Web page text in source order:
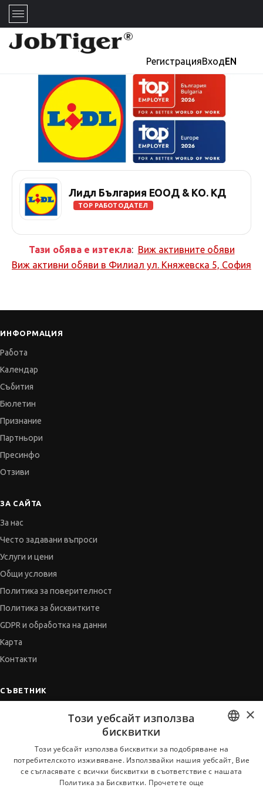
РегистрацияВходEN
Лидл България ЕООД & КО. КД
TOP РАБОТОДАТЕЛ
Тази обява е изтекла: Виж активните обяви
Виж активни обяви в Филиал ул. Княжевска 5, София
ИНФОРМАЦИЯ
Работа
Календар
Събития
Бюлетин
Признание
Партньори
Пресинфо
Отзиви
ЗА САЙТА
За нас
Често задавани въпроси
Услуги и цени
Общи условия
Политика за поверителност
Политика за бисквитките
GDPR и обработка на данни
Карта
Контакти
СЪВЕТНИК
Когато получим оферта
BULGARIAN
ENGLISH
×
Този уебсайт използва
бисквитки
Този уебсайт използва бисквитки за подобряване на
потребителското изживяване. Използвайки нашия уебсайт, Вие
се съгласявате с всички бисквитки в съответствие с нашата
Политика за Бисквитки. Прочетете още